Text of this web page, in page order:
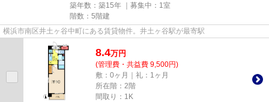
築年数：築15年 ｜募集中： 1室
階数：5階建
横浜市南区井土ヶ谷中町にある賃貸物件。井土ヶ谷駅が最寄駅
8.4万円
(管理費・共益費 9,500円)
敷：0ヶ月｜礼：1ヶ月
所在階：2階
間取り：1K